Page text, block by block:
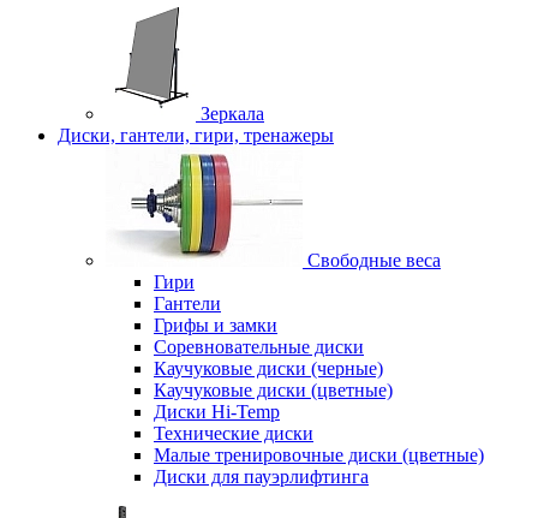
Зеркала
Диски, гантели, гири, тренажеры
Свободные веса
Гири
Гантели
Грифы и замки
Соревновательные диски
Каучуковые диски (черные)
Каучуковые диски (цветные)
Диски Hi-Temp
Технические диски
Малые тренировочные диски (цветные)
Диски для пауэрлифтинга